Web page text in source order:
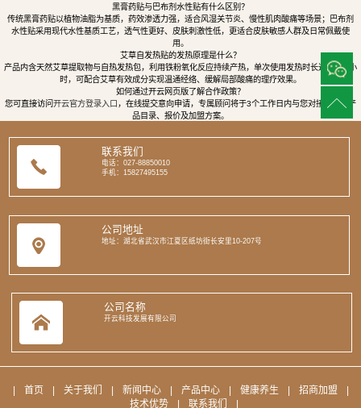
黑膏药贴与巴布剂水性贴有什么区别？
传统黑膏药贴以植物油脂为基质，药效渗透力强，适合风湿关节炎、慢性肌肉酸痛等场景；巴布剂
水性贴采用现代水性基质工艺，透气性更好、皮肤刺激性低，更适合皮肤敏感人群及日常佩戴使
用。
艾草自发热贴的发热原理是什么？
产品内含天然艾草提取物与自热发热包，利用铁粉氧化反应持续产热，单次使用发热时长达8至12小
时，可配合艾草有效成分实现温通经络、缓解局部酸痛的理疗效果。
如何通过开云网页版了解合作政策？
您可直接访问 开云官方登录入口，在线提交意向申请，专属顾问将于3个工作日内与您对接，提供产
品目录、报价及加盟方案。
联系我们
电话：027-88850010
手机：15827495155
公司地址
地址：湖北省武汉市江夏区纸坊街长安里10-207号
公司名称
开云科技发展有限公司
首页 关于我们 新闻中心 产品中心 健康养生 招商加盟
技术优势
联系我们